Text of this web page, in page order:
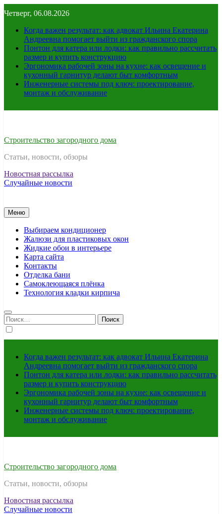
к
содержимому
Четверг, 06.08.2026
Когда важен результат: как адвокат Ильина Екатерина
Андреевна помогает выйти из гражданского спора
Понтон для катера или лодки: как правильно рассчитать
размер и купить конструкцию
Эргономика рабочей зоны на кухне: как освещение и
кухонный гарнитур делают быт комфортным
Инженерные системы под ключ: проектирование,
монтаж и обслуживание
Строительство загородного дома
Статьи, новости, обзоры
Новостная рассылка
Случайные новости
Меню
Выбираем кондиционер
Жалюзи для пластиковых окон
Жидкие обои в интерьере
Карта сайта
Контакты
Отделка бани
Самоклеющаяся плёнка
Технология кладки кирпича
Найти:
Когда важен результат: как адвокат Ильина Екатерина
Андреевна помогает выйти из гражданского спора
Понтон для катера или лодки: как правильно рассчитать
размер и купить конструкцию
Эргономика рабочей зоны на кухне: как освещение и
кухонный гарнитур делают быт комфортным
Инженерные системы под ключ: проектирование,
монтаж и обслуживание
Строительство загородного дома
Статьи, новости, обзоры
Новостная рассылка
Случайные новости